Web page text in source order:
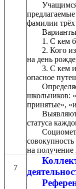
Учащимся
фамилии
1. С кем
2. Кого
на день
3. С кем
опасное
школьников:
принятые»,
статуса
на получение
7